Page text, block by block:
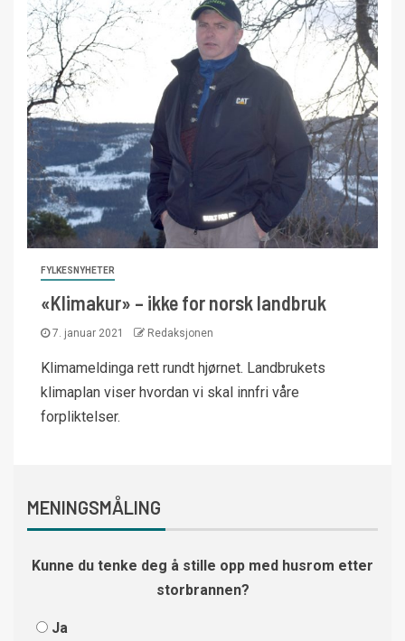
FYLKESNYHETER
«Klimakur» – ikke for norsk landbruk
7. januar 2021 Redaksjonen
Klimameldinga rett rundt hjørnet. Landbrukets
klimaplan viser hvordan vi skal innfri våre
forpliktelser.
MENINGSMÅLING
Kunne du tenke deg å stille opp med husrom etter
storbrannen?
Ja